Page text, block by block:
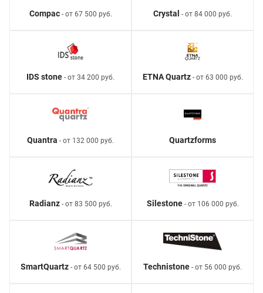
Compac- от 67 500 руб. Crystal - от 84 000 руб.
IDS stone - от 34 200 руб. ETNA Quartz- от 63 000 руб.
Quantra - от 132 000 руб. Quartzforms
Radianz- от 83 500 руб. Silestone- от 106 000 руб.
SmartQuartz- от 64 500 руб. Technistone - от 56 000 руб.